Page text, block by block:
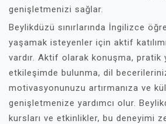
genişletmenizi sağlar.
Beylikdüzü sınırlarında İngilizce
yaşamak isteyenler için aktif
vardır. Aktif olarak konuşma, pratik
etkileşimde bulunma, dil
motivasyonunuzu artırmanıza ve
genişletmenize yardımcı olur.
kursları ve etkinlikler, bu deneyimi